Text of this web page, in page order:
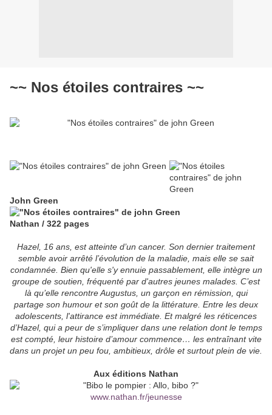
~~ Nos étoiles contraires ~~
John Green
Nathan / 322 pages
Hazel, 16 ans, est atteinte d’un cancer. Son dernier traitement
semble avoir arrêté l’évolution de la maladie, mais elle se sait
condamnée. Bien qu'elle s'y ennuie passablement, elle intègre un
groupe de soutien, fréquenté par d'autres jeunes malades. C’est
là qu’elle rencontre Augustus, un garçon en rémission, qui
partage son humour et son goût de la littérature. Entre les deux
adolescents, l'attirance est immédiate. Et malgré les réticences
d’Hazel, qui a peur de s’impliquer dans une relation dont le temps
est compté, leur histoire d’amour commence… les entraînant vite
dans un projet un peu fou, ambitieux, drôle et surtout plein de vie.
Aux éditions Nathan
www.nathan.fr/jeunesse